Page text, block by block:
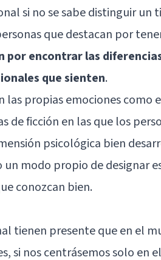
si no se sabe distinguir un
que destacan por
por encontrar las
que sienten.
propias emociones como
de ficción en las que los
psicológica bien
un modo propio de designar
conozcan bien.
tienen presente que en el
si nos centrásemos solo en